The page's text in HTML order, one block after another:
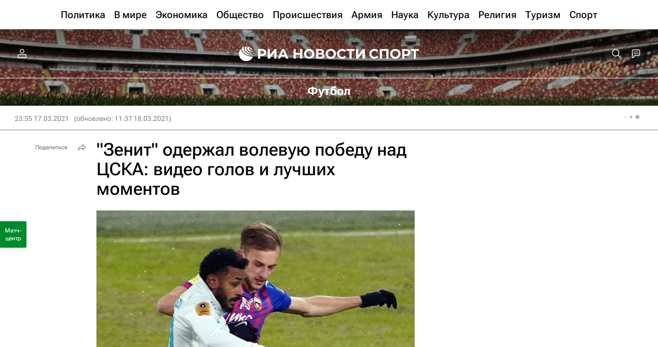
Политика В мире Экономика Общество Происшествия Армия Наука Культура Религия Туризм Спорт
Футбол
23:35 17.03.2021 (обновлено: 11:37 18.03.2021)
"Зенит" одержал волевую победу над
ЦСКА: видео голов и лучших
моментов
Поделиться
Матч-
центр